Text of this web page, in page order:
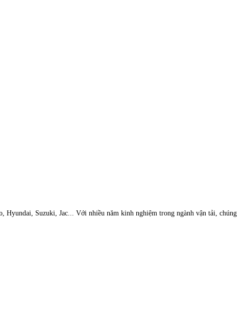
Suzuki, Jac... Với nhiều năm kinh nghiệm trong ngành vận tải, chúng